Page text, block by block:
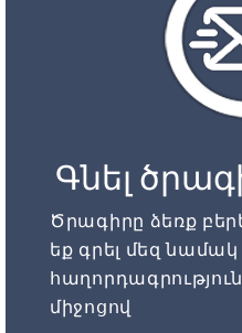
Գնել
Ծրագիրը ձեռք
եք գրել մեզ
միջոցով